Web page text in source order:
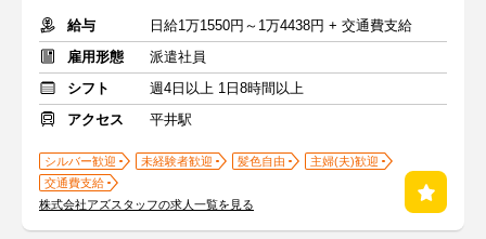
給与
日給1万1550円～1万4438円 + 交通費支給
雇用形態
派遣社員
シフト
週4日以上 1日8時間以上
アクセス
平井駅
シルバー歓迎 未経験者歓迎 髪色自由
主婦(夫)歓迎
交通費支給
株式会社アズスタッフの求人一覧を見る